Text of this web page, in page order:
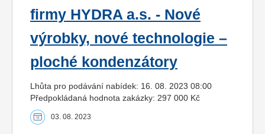
firmy HYDRA a.s. - Nové
výrobky, nové technologie –
ploché kondenzátory
Lhůta pro podávání nabídek: 16. 08. 2023 08:00
Předpokládaná hodnota zakázky: 297 000 Kč
03. 08. 2023